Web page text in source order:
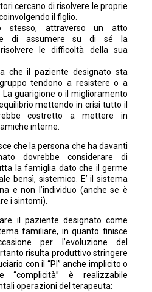
cercano di risolvere le proprie
il figlio.
stesso, attraverso un atto
di assumere su di sé la
le difficoltà della sua
che il paziente designato sta
tendono a resistere o a
guarigione o il miglioramento
mettendo in crisi tutto il
costretto a mettere in
interne.
che la persona che ha davanti
dovrebbe considerare di
la famiglia dato che il germe
bensì, sistemico. E’ il sistema
e non l’individuo (anche se è
i sintomi).
il paziente designato come
familiare, in quanto finisce
per l’evoluzione del
risulta produttivo stringere
con il “PI” anche implicito o
“complicità” è realizzabile
operazioni del terapeuta: